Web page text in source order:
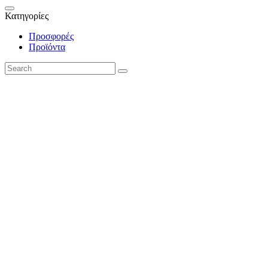
Κατηγορίες
Προσφορές
Προϊόντα